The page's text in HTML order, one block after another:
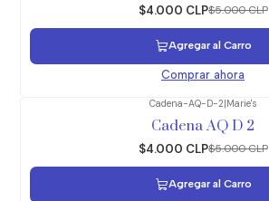
$4.000 CLP$5.000 CLP
Agregar al Carro
Comprar ahora
Cadena-AQ-D-2|Marie's
Cadena AQ D 2
$4.000 CLP$5.000 CLP
Agregar al Carro